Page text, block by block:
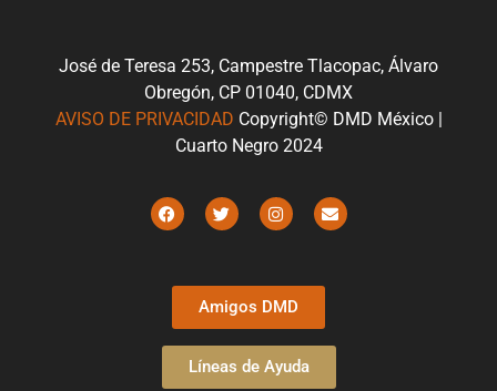
José de Teresa 253, Campestre Tlacopac, Álvaro
Obregón, CP 01040, CDMX
AVISO DE PRIVACIDAD Copyright© DMD México |
Cuarto Negro 2024
Amigos DMD
Líneas de Ayuda